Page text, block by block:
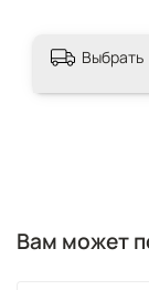
Выбрать
Вам может